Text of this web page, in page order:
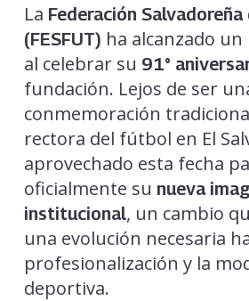
La Federación
(FESFUT) ha alcanzado
al celebrar su 91°
fundación. Lejos de ser
conmemoración
rectora del fútbol en El
aprovechado esta fecha
oficialmente su nueva
institucional, un cambio
una evolución necesaria
profesionalización y la
deportiva.